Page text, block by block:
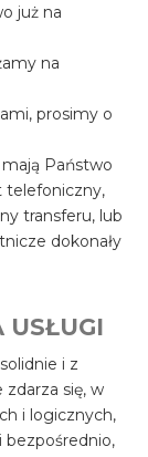
już na
na
prosimy o
Państwo
telefoniczny,
transferu, lub
dokonały
USŁUGI
i z
zdarza się, w
i logicznych,
bezpośrednio,